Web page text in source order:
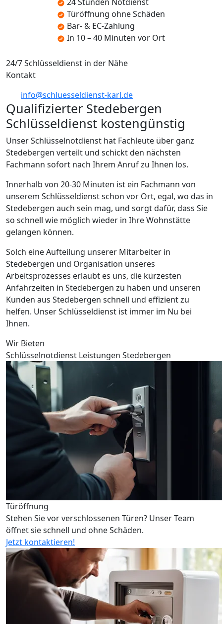
24 Stunden Notdienst
Türöffnung ohne Schäden
Bar- & EC-Zahlung
In 10 – 40 Minuten vor Ort
24/7 Schlüsseldienst in der Nähe
Kontakt
info@schluesseldienst-karl.de
Qualifizierter Stedebergen
Schlüsseldienst kostengünstig
Unser Schlüsselnotdienst hat Fachleute über ganz
Stedebergen verteilt und schickt den nächsten
Fachmann sofort nach Ihrem Anruf zu Ihnen los.
Innerhalb von 20-30 Minuten ist ein Fachmann von
unserem Schlüsseldienst schon vor Ort, egal, wo das in
Stedebergen auch sein mag, und sorgt dafür, dass Sie
so schnell wie möglich wieder in Ihre Wohnstätte
gelangen können.
Solch eine Aufteilung unserer Mitarbeiter in
Stedebergen und Organisation unseres
Arbeitsprozesses erlaubt es uns, die kürzesten
Anfahrzeiten in Stedebergen zu haben und unseren
Kunden aus Stedebergen schnell und effizient zu
helfen. Unser Schlüsseldienst ist immer im Nu bei
Ihnen.
Wir Bieten
Schlüsselnotdienst Leistungen Stedebergen
Türöffnung
Stehen Sie vor verschlossenen Türen? Unser Team
öffnet sie schnell und ohne Schäden.
Jetzt kontaktieren!